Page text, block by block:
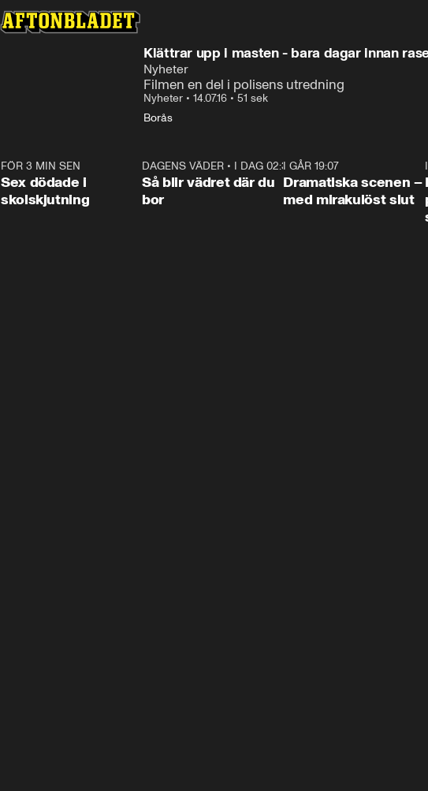
Klättrar upp i masten - bara dagar innan
Nyheter
Filmen en del i polisens utredning
Nyheter • 14.07.16 • 51 sek
Borås
FÖR 3 MIN SEN
Sex dödade i
skolskjutning
1:06
DAGENS VÄDER • I DAG 02:30
Så blir vädret där du
bor
I GÅR 19:07
Dramatiska scenen –
med mirakulöst slut